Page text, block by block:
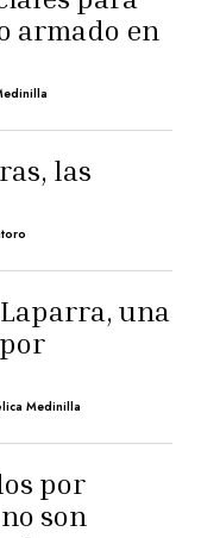
armado en
las
una
Medinilla
por
son